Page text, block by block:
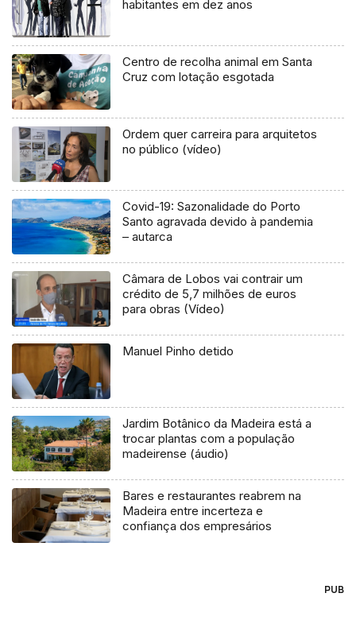
habitantes em dez anos
Centro de recolha animal em Santa
Cruz com lotação esgotada
Ordem quer carreira para arquitetos
no público (vídeo)
Covid-19: Sazonalidade do Porto
Santo agravada devido à pandemia
– autarca
Câmara de Lobos vai contrair um
crédito de 5,7 milhões de euros
para obras (Vídeo)
Manuel Pinho detido
Jardim Botânico da Madeira está a
trocar plantas com a população
madeirense (áudio)
Bares e restaurantes reabrem na
Madeira entre incerteza e
confiança dos empresários
PUB